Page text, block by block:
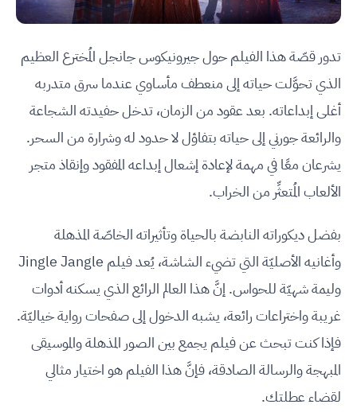
تدور قصّة هذا الفيلم حول جيرونيكوس جانجل المُخترع العظيم
الذي تحوَّلت حياته إلى منعطف مأساوي عندما سرق متدربه
أغلى إبداعاته. بعد عقود من الزمان، تدخل حفيدته الشجاعة
والرائعة جورني إلى حياته بتفاؤل لا حدود له وشرارة من السحر.
يشرعان معًا في مهمة لإعادة إشعال إبداعه المفقود وإنقاذ متجر
الألعاب المُتعثِّر من الخراب.
بفضل ديكوراته النابضة بالحياة وتأثيراته الخاصّة المذهلة
وأغانيه الأصليّة التي تضيء الشاشة، يُعد فيلم Jingle Jangle
وليمة شهيّة للحواس. إنَّ هذا العالم الرائع الذي يسكنه أدوات
غريبة واختراعات رائعة، يشبه الدخول إلى صفحات رواية خياليّة.
فإذا كنت تبحث عن فيلم يجمع بين الصور المذهلة والموسيقى
المبهجة والرسالة الصادقة، فإنَّ هذا الفيلم هو اختيار مثالي
لقضاء عطلتك.